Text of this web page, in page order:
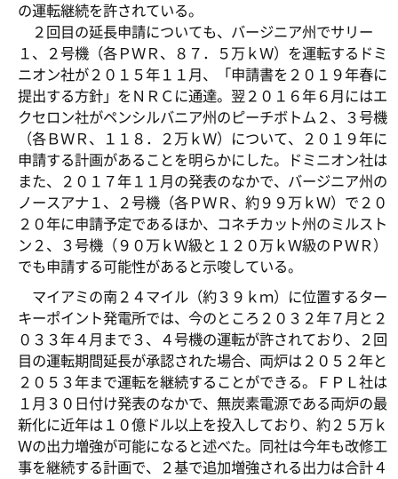
の運転継続を許されている。
２回目の延長申請についても、バージニア州でサリー
１、２号機（各ＰＷＲ、８７．５万ｋＷ）を運転するドミ
ニオン社が２０１５年１１月、「申請書を２０１９年春に
提出する方針」をＮＲＣに通達。翌２０１６年６月にはエ
クセロン社がペンシルバニア州のピーチボトム２、３号機
（各ＢＷＲ、１１８．２万ｋＷ）について、２０１９年に
申請する計画があることを明らかにした。ドミニオン社は
また、２０１７年１１月の発表のなかで、バージニア州の
ノースアナ１、２号機（各ＰＷＲ、約９９万ｋＷ）で２０
２０年に申請予定であるほか、コネチカット州のミルスト
ン２、３号機（９０万ｋＷ級と１２０万ｋＷ級のＰＷＲ）
でも申請する可能性があると示唆している。
マイアミの南２４マイル（約３９ｋｍ）に位置するター
キーポイント発電所では、今のところ２０３２年７月と２
０３３年４月まで３、４号機の運転が許されており、２回
目の運転期間延長が承認された場合、両炉は２０５２年と
２０５３年まで運転を継続することができる。ＦＰＬ社は
１月３０日付け発表のなかで、無炭素電源である両炉の最
新化に近年は１０億ドル以上を投入しており、約２５万ｋ
Ｗの出力増強が可能になると述べた。同社は今年も改修工
事を継続する計画で、２基で追加増強される出力は合計４